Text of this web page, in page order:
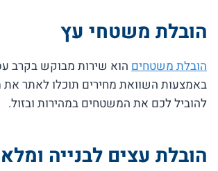
הובלת משטחי עץ
הובלת משטחים הוא שירות מבוקש בקרב
באמצעות השוואת מחירים תוכלו לאתר את
להוביל לכם את המשטחים במהירות ובזול.
הובלת עצים לבנייה